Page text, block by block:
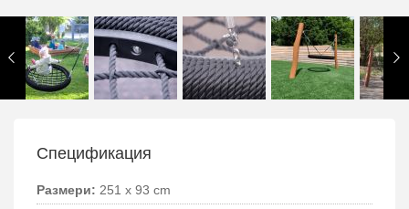
Спецификация
Размери: 251 x 93 cm